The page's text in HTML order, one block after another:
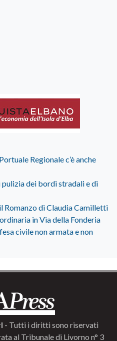
Regionale c’è anche
dei bordi stradali e di
Romanzo di Claudia Camilletti
in Via della Fonderia
civile non armata e non
- Tutti i diritti sono riservati
al Tribunale di Livorno n° 3